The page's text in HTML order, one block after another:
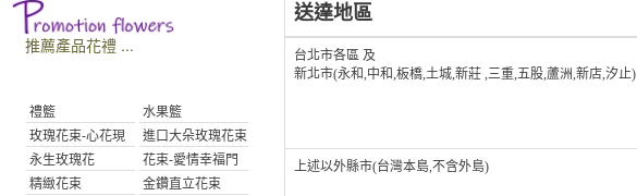
推薦產品花禮 ...
禮籃
水果籃
玫瑰花束-心花現
進口大朵玫瑰花束
永生玫瑰花
花束-愛情幸福門
精緻花束
金鑽直立花束
送達地區
台北市各區 及
新北市(永和,中和,板橋,土城,新莊 ,三重,五股,蘆洲,新店,汐止)
上述以外縣市(台灣本島,不含外島)